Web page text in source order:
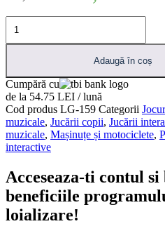
Statie
Spatiala
Mașinute
și
Efecte
Luminoase
si
Sonore
Adaugă în coș
Cumpără cu
de la 54.75 LEI / lună
Cod produs LG-159 Categorii
muzicale, Jucării copii, Jucării
muzicale, Mașinuțe și motociclete,
interactive
Acceseaza-ti contul
beneficiile
loializare!